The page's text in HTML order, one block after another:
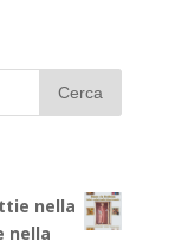
nella
nella